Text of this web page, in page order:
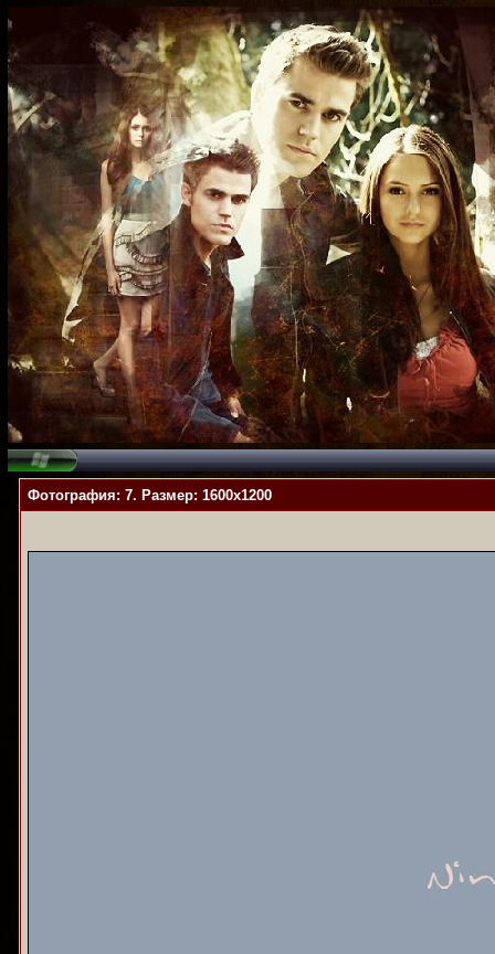
Фотография: 7. Размер: 1600x1200